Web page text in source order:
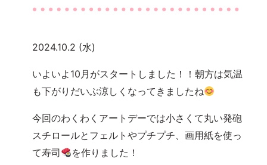
2024.10.2 (水)
いよいよ10月がスタートしました！！朝方は気温
も下がりだいぶ涼しくなってきましたね
今回のわくわくアートデーでは小さくて丸い発砲
スチロールとフェルトやプチプチ、画用紙を使っ
て寿司
を作りました！